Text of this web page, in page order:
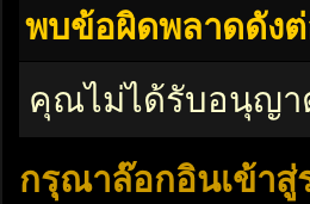
พบข้อผิดพลาดดัง
คุณไม่ได้รับอนุญา
กรุณาล๊อกอินเข้าสู่